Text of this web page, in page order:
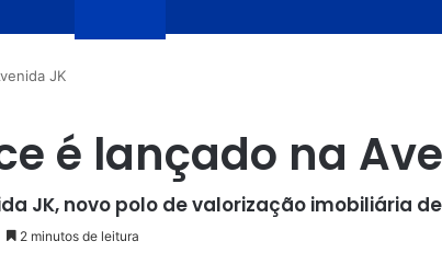
JK
é lançado na
JK, novo polo de valorização imobiliária
2 minutos de leitura